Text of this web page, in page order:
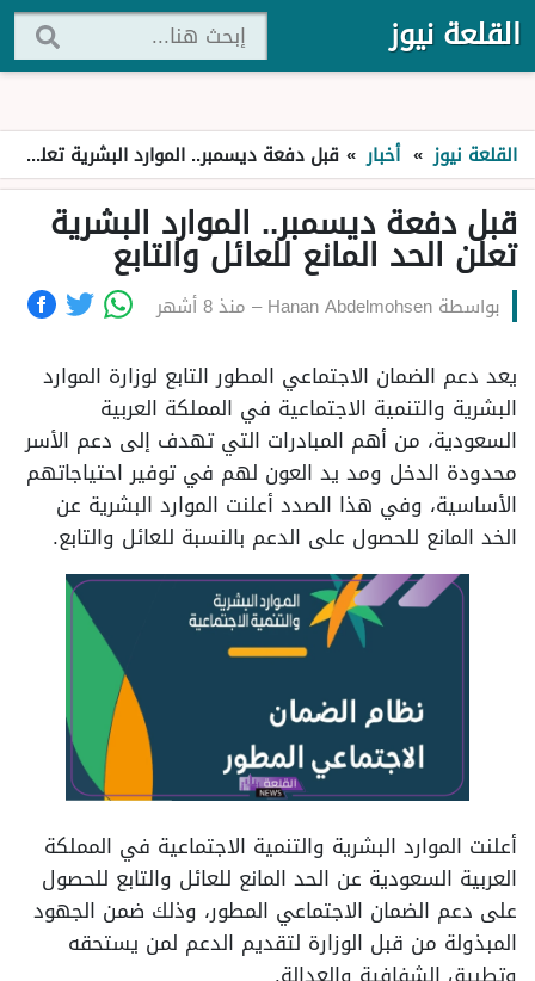
القلعة نيوز
القلعة نيوز » أخبار » قبل دفعة ديسمبر.. الموارد البشرية تعلن الحد المانع للعائل والتابع
قبل دفعة ديسمبر.. الموارد البشرية
تعلن الحد المانع للعائل والتابع
بواسطة Hanan Abdelmohsen
– منذ 8 أشهر
يعد دعم الضمان الاجتماعي المطور التابع لوزارة الموارد
البشرية والتنمية الاجتماعية في المملكة العربية
السعودية، من أهم المبادرات التي تهدف إلى دعم الأسر
محدودة الدخل ومد يد العون لهم في توفير احتياجاتهم
الأساسية، وفي هذا الصدد أعلنت الموارد البشرية عن
الخد المانع للحصول على الدعم بالنسبة للعائل والتابع.
أعلنت الموارد البشرية والتنمية الاجتماعية في المملكة
العربية السعودية عن الحد المانع للعائل والتابع للحصول
على دعم الضمان الاجتماعي المطور، وذلك ضمن الجهود
المبذولة من قبل الوزارة لتقديم الدعم لمن يستحقه